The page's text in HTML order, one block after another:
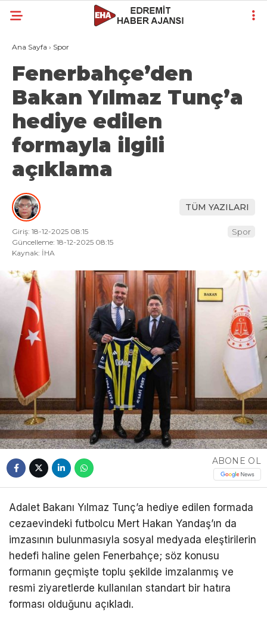
Ana Sayfa › Spor
Fenerbahçe’den
Bakan Yılmaz Tunç’a
hediye edilen
formayla ilgili
açıklama
TÜM YAZILARI
Giriş: 18-12-2025 08:15
Güncelleme: 18-12-2025 08:15
Kaynak: İHA
Spor
ABONE OL
Adalet Bakanı Yılmaz Tunç’a hediye edilen formada
cezaevindeki futbolcu Mert Hakan Yandaş’ın da
imzasının bulunmasıyla sosyal medyada eleştirilerin
hedefi haline gelen Fenerbahçe; söz konusu
formanın geçmişte toplu şekilde imzalanmış ve
resmi ziyaretlerde kullanılan standart bir hatıra
forması olduğunu açıkladı.